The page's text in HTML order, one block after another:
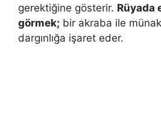
gerektiğine gösterir. Rüyada
görmek; bir akraba ile
dargınlığa işaret eder.